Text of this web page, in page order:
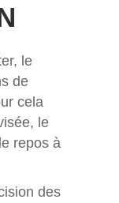
le
de
cela
le
repos à
des